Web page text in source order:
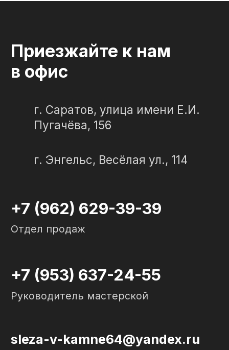
320645100001950
644910038492
Политика конфиденциальности